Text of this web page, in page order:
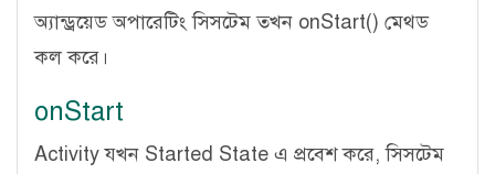
অ্যান্ড্রয়েড অপারেটিং সিসটেম তখন onStart() মেথড
কল করে।
onStart
Activity যখন Started State এ প্রবেশ করে, সিসটেম